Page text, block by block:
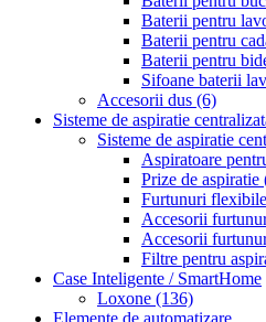
Baterii pentru
Baterii pentru
Baterii pentru
Sifoane baterii
Accesorii dus (6)
Sisteme de aspiratie
Sisteme de aspiratie
Aspiratoare
Prize de aspiratie
Furtunuri flexibile
Accesorii
Accesorii
Filtre pentru
Case Inteligente / SmartHome
Loxone (136)
Elemente de automatizare